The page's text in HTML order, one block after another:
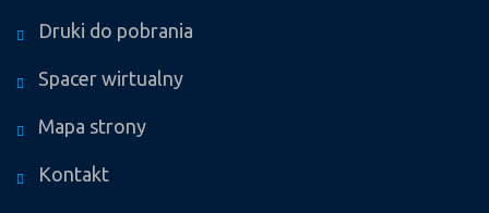
Druki do pobrania
Spacer wirtualny
Mapa strony
Kontakt